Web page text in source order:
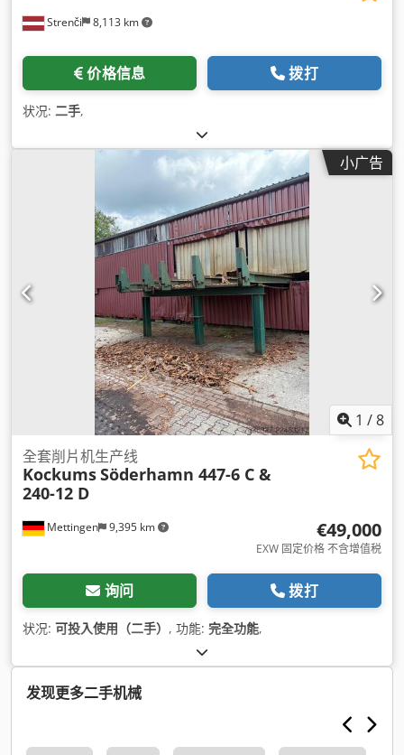
Strenči 8,113 km
价格信息 拨打
状况: 二手,
小广告
1 /8
Mettingen 9,395 km
全套削片机生产线
KockumsSöderhamn 447-6 C &
240-12 D
€49,000
EXW 固定价格 不含增值税
询问 拨打
状况: 可投入使用（二手） , 功能: 完全功能,
发现更多二手机械